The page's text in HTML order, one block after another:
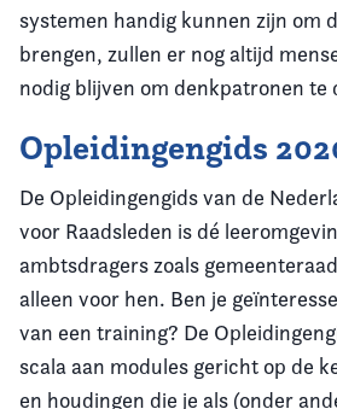
systemen handig kunnen zijn om
brengen, zullen er nog altijd
nodig blijven om denkpatronen te
Opleidingengids
De Opleidingengids van de
voor Raadsleden is dé
ambtsdragers zoals
alleen voor hen. Ben je
van een training? De
scala aan modules gericht op de
en houdingen die je als (onder